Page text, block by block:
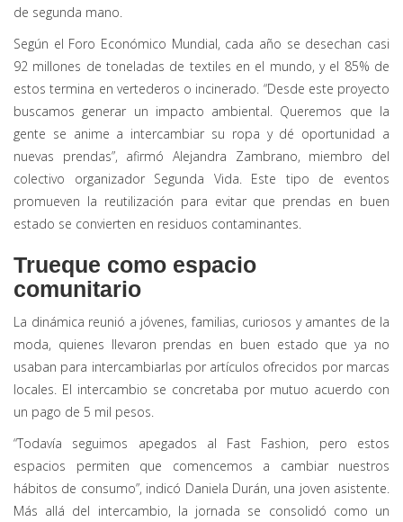
de segunda mano.
Según el Foro Económico Mundial, cada año se desechan casi
92 millones de toneladas de textiles en el mundo, y el 85% de
estos termina en vertederos o incinerado. “Desde este proyecto
buscamos generar un impacto ambiental. Queremos que la
gente se anime a intercambiar su ropa y dé oportunidad a
nuevas prendas”, afirmó Alejandra Zambrano, miembro del
colectivo organizador Segunda Vida. Este tipo de eventos
promueven la reutilización para evitar que prendas en buen
estado se convierten en residuos contaminantes.
Trueque como espacio
comunitario
La dinámica reunió a jóvenes, familias, curiosos y amantes de la
moda, quienes llevaron prendas en buen estado que ya no
usaban para intercambiarlas por artículos ofrecidos por marcas
locales. El intercambio se concretaba por mutuo acuerdo con
un pago de 5 mil pesos.
“Todavía seguimos apegados al Fast Fashion, pero estos
espacios permiten que comencemos a cambiar nuestros
hábitos de consumo”, indicó Daniela Durán, una joven asistente.
Más allá del intercambio, la jornada se consolidó como un